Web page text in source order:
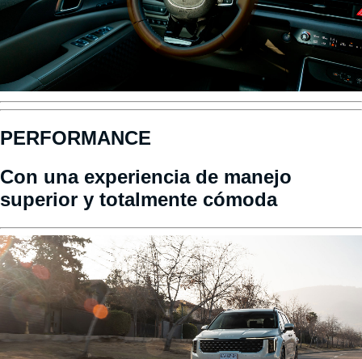
PERFORMANCE
Con una experiencia de manejo
superior y totalmente cómoda